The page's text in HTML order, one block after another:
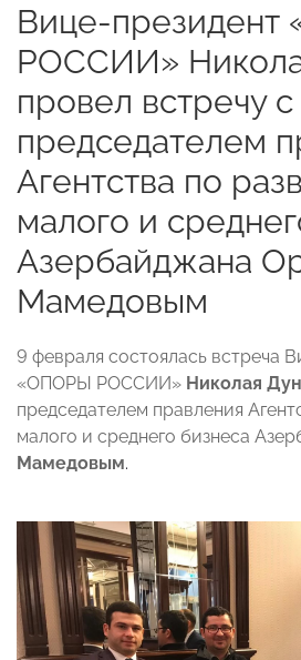
Вице-
РОССИИ»
провел встречу с
председателем
Агентства по
малого и
Азербайджана
Мамедовым
9 февраля состоялась встреча
«ОПОРЫ РОССИИ» Николая
председателем правления
малого и среднего бизнеса
Мамедовым.